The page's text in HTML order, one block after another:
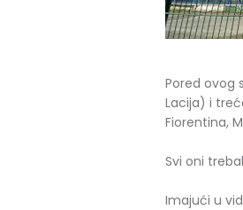
Pored ovog
Lacija) i
Fiorentina,
Svi oni
Imajući u